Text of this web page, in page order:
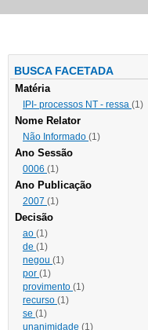
BUSCA FACETADA
Matéria
IPI- processos NT - ressa (1)
Nome Relator
Não Informado (1)
Ano Sessão
0006 (1)
Ano Publicação
2007 (1)
Decisão
ao (1)
de (1)
negou (1)
por (1)
provimento (1)
recurso (1)
se (1)
unanimidade (1)